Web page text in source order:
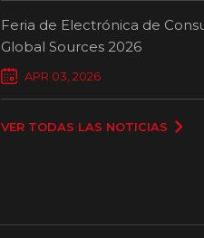
Feria de Electrónica de
Global Sources 2026
APR 03, 2026
VER TODAS LAS NOTICIAS